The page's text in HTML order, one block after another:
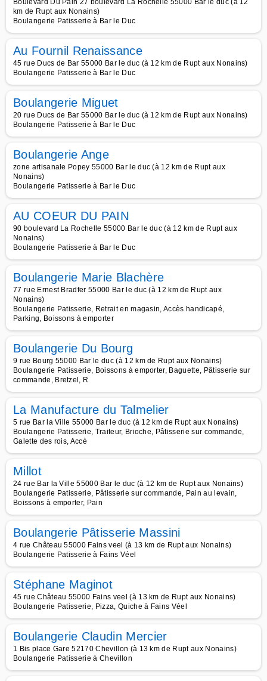
Boulevard Du Pain 27 boulevard La Rochelle 55000 Bar le duc (à 12
km de Rupt aux Nonains)
Boulangerie Patisserie à Bar le Duc
Au Fournil Renaissance
45 rue Ducs de Bar 55000 Bar le duc (à 12 km de Rupt aux Nonains)
Boulangerie Patisserie à Bar le Duc
Boulangerie Miguet
20 rue Ducs de Bar 55000 Bar le duc (à 12 km de Rupt aux Nonains)
Boulangerie Patisserie à Bar le Duc
Boulangerie Ange
zone artisanale Popey 55000 Bar le duc (à 12 km de Rupt aux
Nonains)
Boulangerie Patisserie à Bar le Duc
AU COEUR DU PAIN
90 boulevard La Rochelle 55000 Bar le duc (à 12 km de Rupt aux
Nonains)
Boulangerie Patisserie à Bar le Duc
Boulangerie Marie Blachère
77 rue Ernest Bradfer 55000 Bar le duc (à 12 km de Rupt aux
Nonains)
Boulangerie Patisserie, Retrait en magasin, Accès handicapé,
Parking, Boissons à emporter
Boulangerie Du Bourg
9 rue Bourg 55000 Bar le duc (à 12 km de Rupt aux Nonains)
Boulangerie Patisserie, Boissons à emporter, Baguette, Pâtisserie sur
commande, Bretzel, R
La Manufacture du Talmelier
5 rue Bar la Ville 55000 Bar le duc (à 12 km de Rupt aux Nonains)
Boulangerie Patisserie, Traiteur, Brioche, Pâtisserie sur commande,
Galette des rois, Accè
Millot
24 rue Bar la Ville 55000 Bar le duc (à 12 km de Rupt aux Nonains)
Boulangerie Patisserie, Pâtisserie sur commande, Pain au levain,
Boissons à emporter, Pain
Boulangerie Pâtisserie Massini
4 rue Château 55000 Fains veel (à 13 km de Rupt aux Nonains)
Boulangerie Patisserie à Fains Véel
Stéphane Maginot
45 rue Château 55000 Fains veel (à 13 km de Rupt aux Nonains)
Boulangerie Patisserie, Pizza, Quiche à Fains Véel
Boulangerie Claudin Mercier
1 Bis place Gare 52170 Chevillon (à 13 km de Rupt aux Nonains)
Boulangerie Patisserie à Chevillon